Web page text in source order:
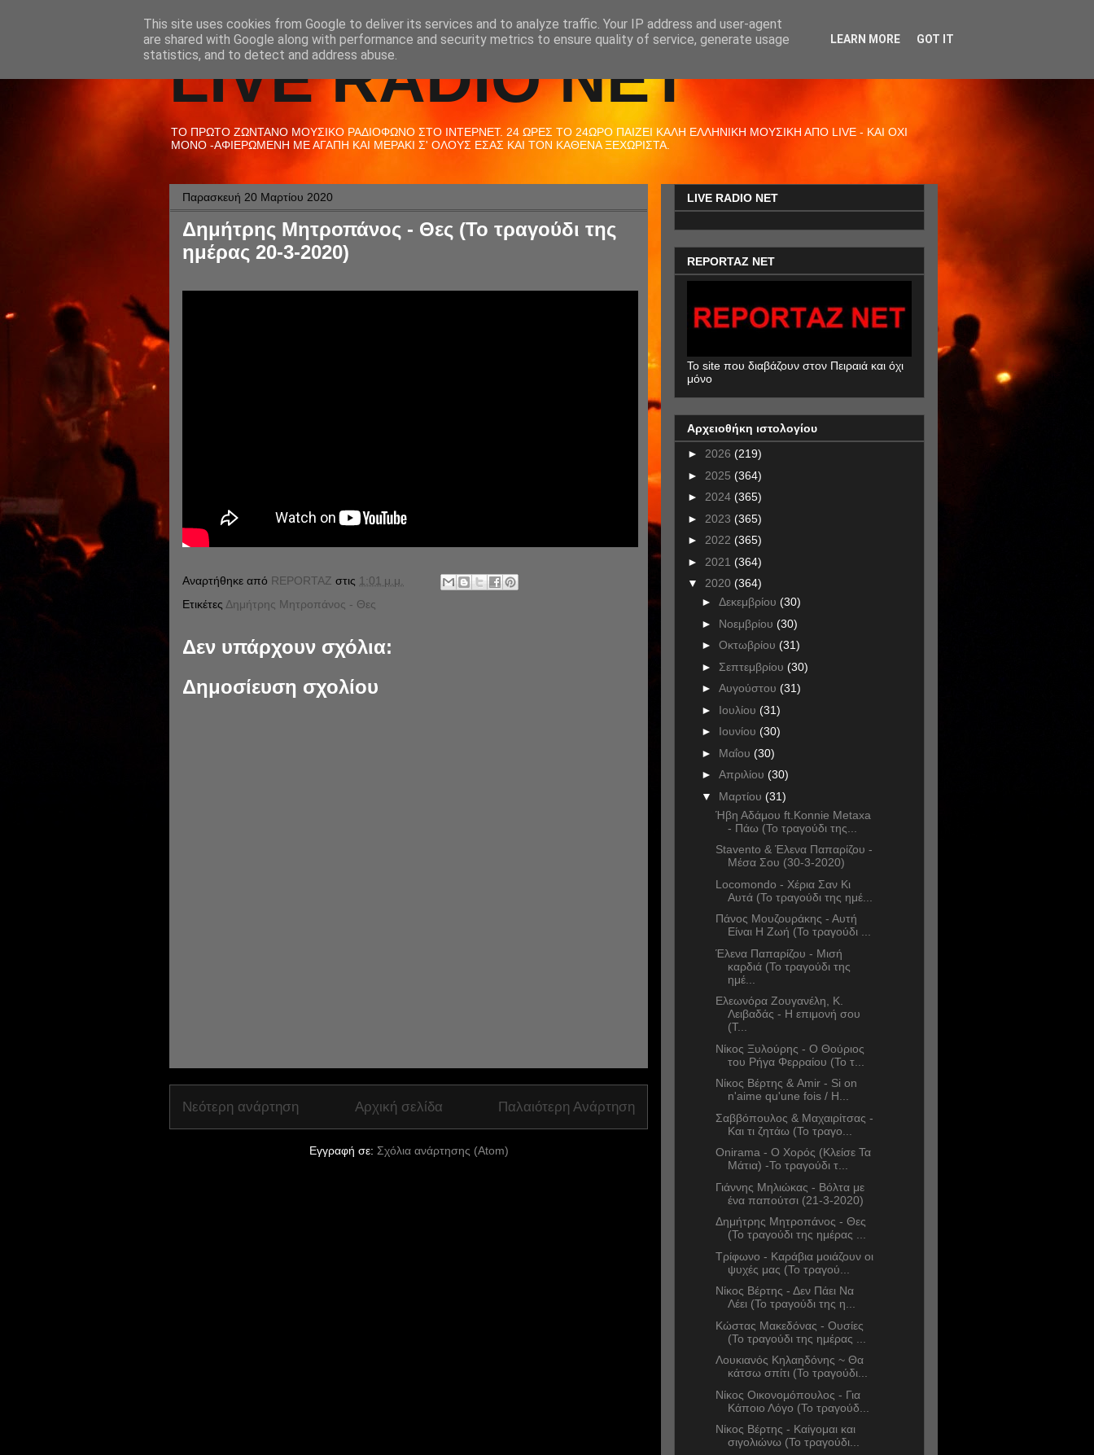
LIVE RADIO NET
ΤΟ ΠΡΩΤΟ ΖΩΝΤΑΝΟ ΜΟΥΣΙΚΟ ΡΑΔΙΟΦΩΝΟ ΣΤΟ ΙΝΤΕΡΝΕΤ. 24 ΩΡΕΣ ΤΟ 24ΩΡΟ ΠΑΙΖΕΙ ΚΑΛΗ ΕΛΛΗΝΙΚΗ ΜΟΥΣΙΚΗ ΑΠΟ LIVE - ΚΑΙ ΟΧΙ
ΜΟΝΟ -ΑΦΙΕΡΩΜΕΝΗ ΜΕ ΑΓΑΠΗ ΚΑΙ ΜΕΡΑΚΙ Σ' ΟΛΟΥΣ ΕΣΑΣ ΚΑΙ ΤΟΝ ΚΑΘΕΝΑ ΞΕΧΩΡΙΣΤΑ.
Παρασκευή 20 Μαρτίου 2020
Δημήτρης Μητροπάνος - Θες (Το τραγούδι της
ημέρας 20-3-2020)
Αναρτήθηκε από REPORTAZ στις 1:01 μ.μ.
Ετικέτες Δημήτρης Μητροπάνος - Θες
Δεν υπάρχουν σχόλια:
Δημοσίευση σχολίου
Νεότερη ανάρτηση Παλαιότερη Ανάρτηση
Αρχική σελίδα
Εγγραφή σε: Σχόλια ανάρτησης (Atom)
LIVE RADIO NET
REPORTAZ NET
To site που διαβάζουν στον Πειραιά και όχι
μόνο
Αρχειοθήκη ιστολογίου
► 2026 (219)
► 2025 (364)
► 2024 (365)
► 2023 (365)
► 2022 (365)
► 2021 (364)
▼ 2020 (364)
► Δεκεμβρίου (30)
► Νοεμβρίου (30)
► Οκτωβρίου (31)
► Σεπτεμβρίου (30)
► Αυγούστου (31)
► Ιουλίου (31)
► Ιουνίου (30)
► Μαΐου (30)
► Απριλίου (30)
▼ Μαρτίου (31)
Ήβη Αδάμου ft.Konnie Metaxa
- Πάω (Το τραγούδι της...
Stavento & Έλενα Παπαρίζου -
Μέσα Σου (30-3-2020)
Locomondo - Χέρια Σαν Κι
Αυτά (Το τραγούδι της ημέ...
Πάνος Μουζουράκης - Αυτή
Είναι Η Ζωή (Το τραγούδι ...
Έλενα Παπαρίζου - Μισή
καρδιά (Το τραγούδι της
ημέ...
Ελεωνόρα Ζουγανέλη, Κ.
Λειβαδάς - Η επιμονή σου
(Τ...
Νίκος Ξυλούρης - Ο Θούριος
του Ρήγα Φερραίου (Το τ...
Νίκος Βέρτης & Amir - Si on
n'aime qu'une fois / Η...
Σαββόπουλος & Μαχαιρίτσας -
Και τι ζητάω (Το τραγο...
Onirama - Ο Χορός (Κλείσε Τα
Μάτια) -Το τραγούδι τ...
Γιάννης Μηλιώκας - Βόλτα με
ένα παπούτσι (21-3-2020)
Δημήτρης Μητροπάνος - Θες
(Το τραγούδι της ημέρας ...
Τρίφωνο - Καράβια μοιάζουν οι
ψυχές μας (Το τραγού...
Νίκος Βέρτης - Δεν Πάει Να
Λέει (Το τραγούδι της η...
Κώστας Μακεδόνας - Ουσίες
(Το τραγούδι της ημέρας ...
Λουκιανός Κηλαηδόνης ~ Θα
κάτσω σπίτι (Το τραγούδι...
Νίκος Οικονομόπουλος - Για
Κάποιο Λόγο (Το τραγούδ...
Νίκος Βέρτης - Καίγομαι και
σιγολιώνω (Το τραγούδι...
This site uses cookies from Google to deliver its services and to analyze traffic. Your IP address and user-agent
are shared with Google along with performance and security metrics to ensure quality of service, generate usage
statistics, and to detect and address abuse.
LEARN MORE GOT IT